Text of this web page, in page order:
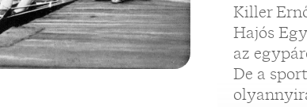
Killer
Hajós
az
De a